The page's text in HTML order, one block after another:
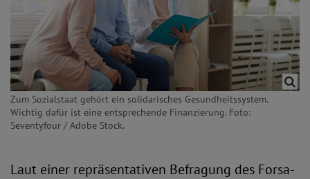
Zum Sozialstaat gehört ein solidarisches Gesundheitssystem.
Wichtig dafür ist eine entsprechende Finanzierung. Foto:
Seventyfour / Adobe Stock.
Laut einer repräsentativen Befragung des Forsa-